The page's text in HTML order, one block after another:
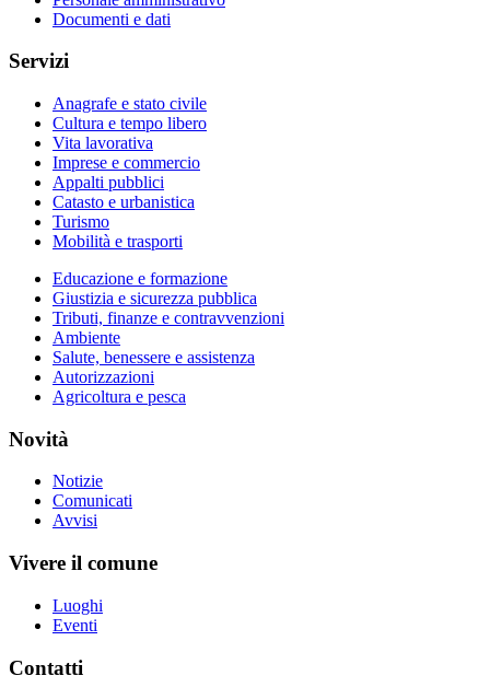
Documenti e dati
Servizi
Anagrafe e stato civile
Cultura e tempo libero
Vita lavorativa
Imprese e commercio
Appalti pubblici
Catasto e urbanistica
Turismo
Mobilità e trasporti
Educazione e formazione
Giustizia e sicurezza pubblica
Tributi, finanze e contravvenzioni
Ambiente
Salute, benessere e assistenza
Autorizzazioni
Agricoltura e pesca
Novità
Notizie
Comunicati
Avvisi
Vivere il comune
Luoghi
Eventi
Contatti